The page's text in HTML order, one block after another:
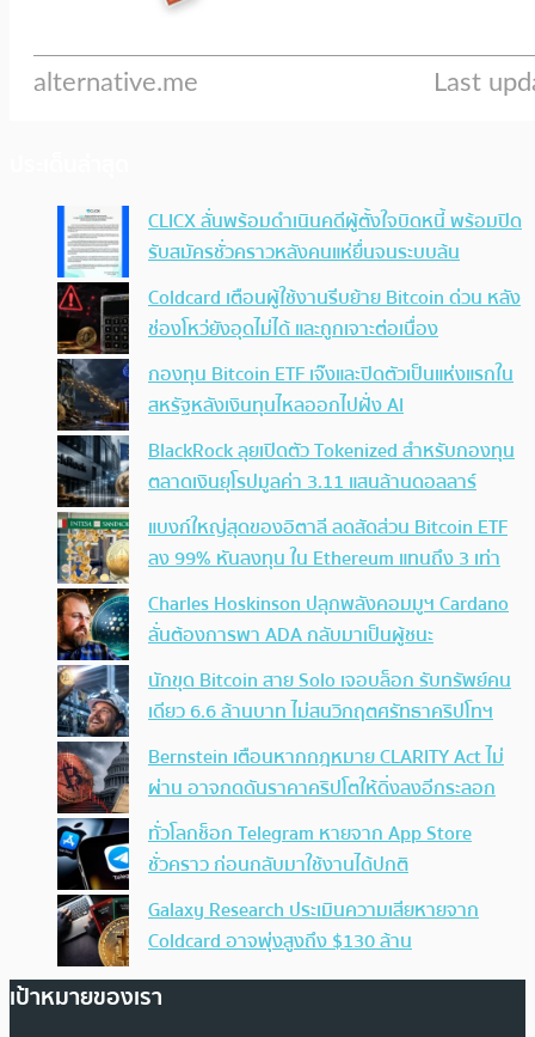
CLICX ลั่นพร้อมดำเนินคดีผู้ตั้งใจบิดหนี้ พร้อมปิด
รับสมัครชั่วคราวหลังคนแห่ยื่นจนระบบล้น
Coldcard เตือนผู้ใช้งานรีบย้าย Bitcoin ด่วน หลัง
ช่องโหว่ยังอุดไม่ได้ และถูกเจาะต่อเนื่อง
กองทุน Bitcoin ETF เจ๊งและปิดตัวเป็นแห่งแรกใน
สหรัฐหลังเงินทุนไหลออกไปฝั่ง AI
BlackRock ลุยเปิดตัว Tokenized สำหรับกองทุน
ตลาดเงินยุโรปมูลค่า 3.11 แสนล้านดอลลาร์
แบงก์ใหญ่สุดของอิตาลี ลดสัดส่วน Bitcoin ETF
ลง 99% หันลงทุน ใน Ethereum แทนถึง 3 เท่า
Charles Hoskinson ปลุกพลังคอมมูฯ Cardano
ลั่นต้องการพา ADA กลับมาเป็นผู้ชนะ
นักขุด Bitcoin สาย Solo เจอบล็อก รับทรัพย์คน
เดียว 6.6 ล้านบาท ไม่สนวิกฤตศรัทธาคริปโทฯ
Bernstein เตือนหากกฎหมาย CLARITY Act ไม่
ผ่าน อาจกดดันราคาคริปโตให้ดิ่งลงอีกระลอก
ทั่วโลกช็อก Telegram หายจาก App Store
ชั่วคราว ก่อนกลับมาใช้งานได้ปกติ
Galaxy Research ประเมินความเสียหายจาก
Coldcard อาจพุ่งสูงถึง $130 ล้าน
เป้าหมายของเรา